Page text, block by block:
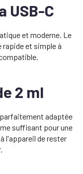
USB-C
et moderne. Le
rapide et simple à
2 ml
adaptée
suffisant pour une
l'appareil de rester